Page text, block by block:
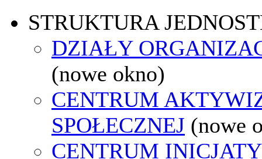
STRUKTURA
DZIAŁY
(nowe okno)
CENTRUM
SPOŁECZNEJ (nowe
CENTRUM